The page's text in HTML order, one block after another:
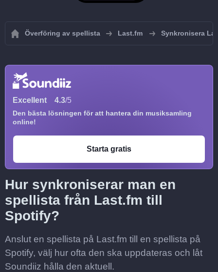
Överföring av spellista Last.fm Synkronisera
Excellent 4.3/5
Den bästa lösningen för att hantera din musiksamling
online!
Starta gratis
Hur synkroniserar man en
spellista från Last.fm till
Spotify?
Anslut en spellista på Last.fm till en spellista på
Spotify, välj hur ofta den ska uppdateras och låt
Soundiiz hålla den aktuell.